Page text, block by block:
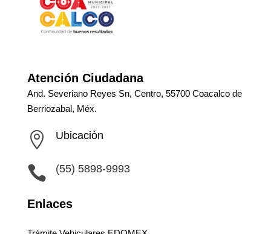
Atención Ciudadana
And. Severiano Reyes Sn, Centro, 55700 Coacalco de
Berriozabal, Méx.
 Ubicación
 (55) 5898-9993
Enlaces